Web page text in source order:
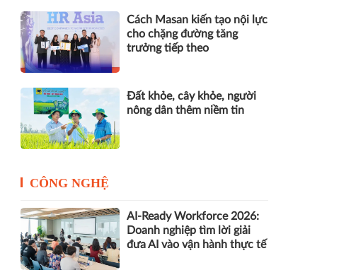
Cách Masan kiến tạo nội lực
cho chặng đường tăng
trưởng tiếp theo
Đất khỏe, cây khỏe, người
nông dân thêm niềm tin
CÔNG NGHỆ
AI-Ready Workforce 2026:
Doanh nghiệp tìm lời giải
đưa AI vào vận hành thực tế